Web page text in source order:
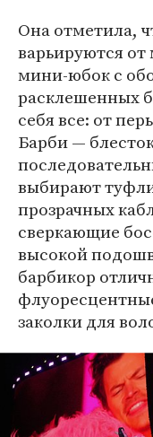
Она отметила,
варьируются от
мини-юбок с
расклешенных
себя все: от
Барби —
выбирают
прозрачных
сверкающие
высокой
барбикор
заколки для